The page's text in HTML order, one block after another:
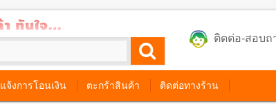
ติดต่อ-สอบถ
แจ้งการโอนเงิน ตะกร้าสินค้า ติดต่อทางร้าน